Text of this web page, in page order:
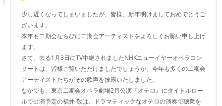
少し遅くなってしまいましたが、皆様、新年明けましておめでとうご
ざいます。
本年も二期会ならびに二期会アーティストをよろしくお願い申し上げ
ます。
さて、去る1月3日にTV中継されましたNHKニューイヤーオペラコン
サートは、皆様ご覧いただけましたでしょうか。今年も多くの二期会
アーティストたちがその歌声を披露いたしました。
なかでも、東京二期会オペラ劇場2月公演『オテロ』にタイトルロー
ルで出演予定の福井 敬は、ドラマティックなオテロの演奏で聴衆を